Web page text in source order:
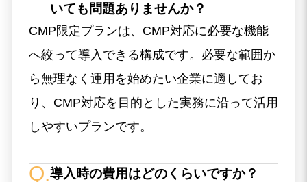
いても問題ありませんか？
CMP限定プランは、CMP対応に必要な機能
へ絞って導入できる構成です。必要な範囲か
ら無理なく運用を始めたい企業に適してお
り、CMP対応を目的とした実務に沿って活用
しやすいプランです。
導入時の費用はどのくらいですか？